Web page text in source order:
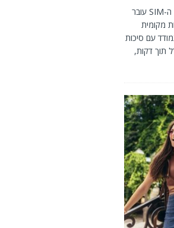
בעידן שבו הכול הופך לדיגיטלי, גם כרטיס ה-SIM עובר
מקומית
עם סיכות
תוך דקות,